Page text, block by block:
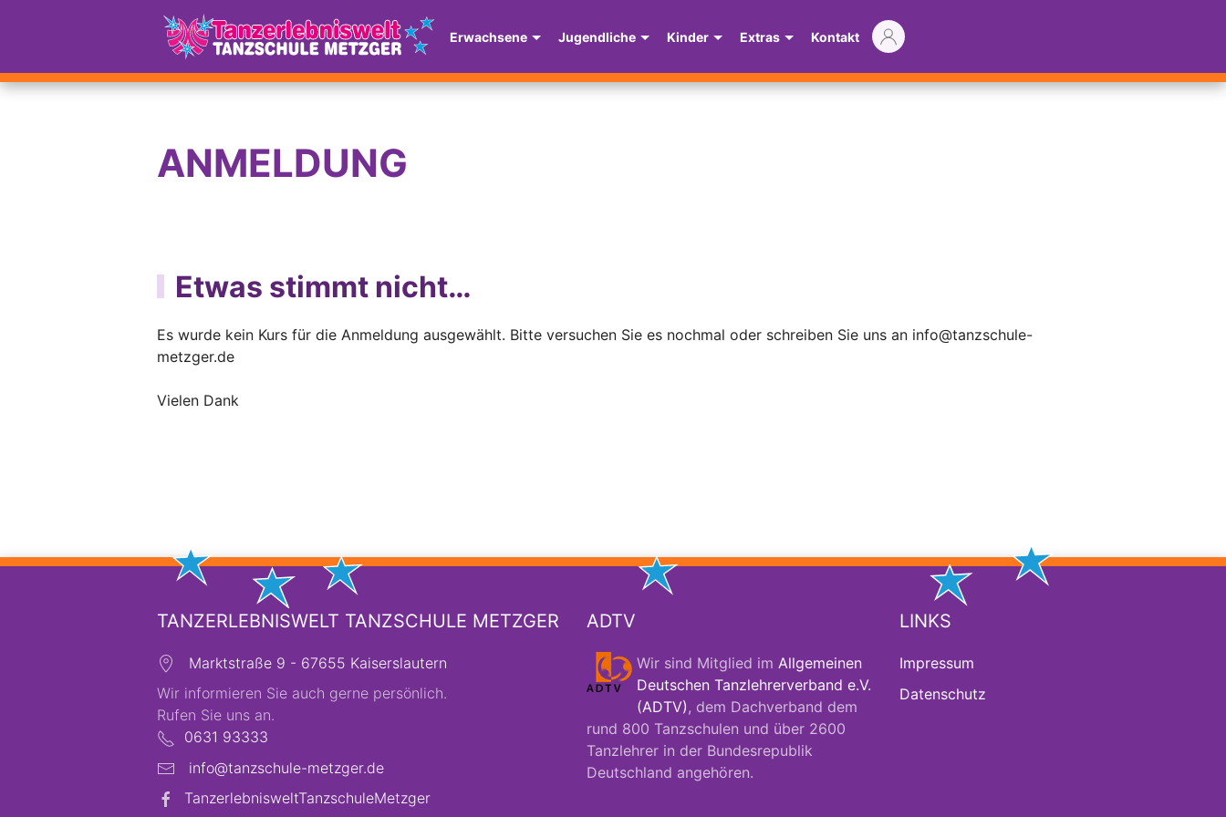
Erwachsene Jugendliche Kinder Extras Kontakt
ANMELDUNG
Etwas stimmt nicht…
Es wurde kein Kurs für die Anmeldung ausgewählt. Bitte versuchen Sie es nochmal oder schreiben Sie uns an info@tanzschule-
metzger.de
Vielen Dank
TANZERLEBNISWELT TANZSCHULE METZGER
Marktstraße 9 - 67655 Kaiserslautern
Wir informieren Sie auch gerne persönlich.
Rufen Sie uns an.
0631 93333
info@tanzschule-metzger.de
TanzerlebnisweltTanzschuleMetzger
ADTV
Wir sind Mitglied im Allgemeinen
Deutschen Tanzlehrerverband e.V.
(ADTV) , dem Dachverband dem
rund 800 Tanzschulen und über 2600
Tanzlehrer in der Bundesrepublik
Deutschland angehören.
LINKS
Impressum
Datenschutz